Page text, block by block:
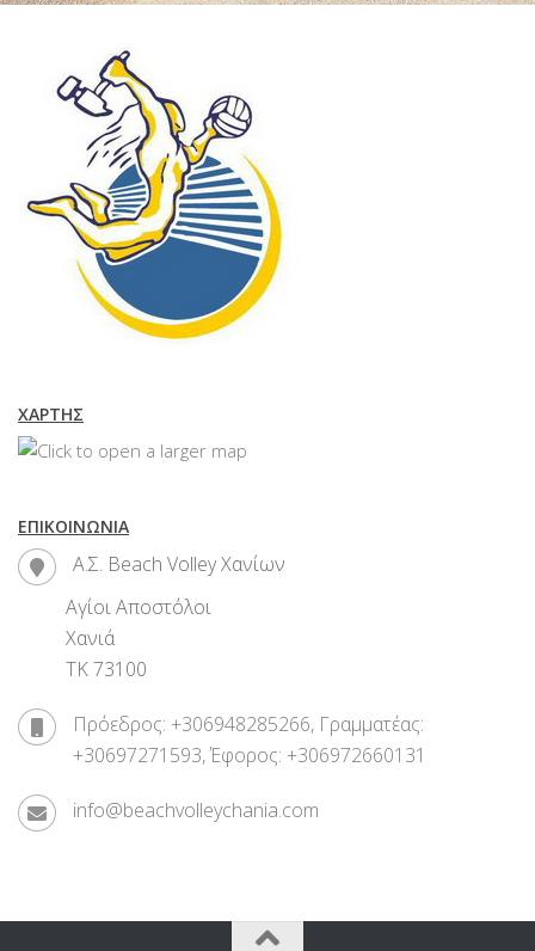
ΧΆΡΤΗΣ
ΕΠΙΚΟΙΝΩΝΊΑ
Α.Σ. Beach Volley Χανίων
Αγίοι Αποστόλοι
Χανιά
ΤΚ 73100
Πρόεδρος: +306948285266, Γραμματέας:
+30697271593, Έφορος: +306972660131
info@beachvolleychania.com